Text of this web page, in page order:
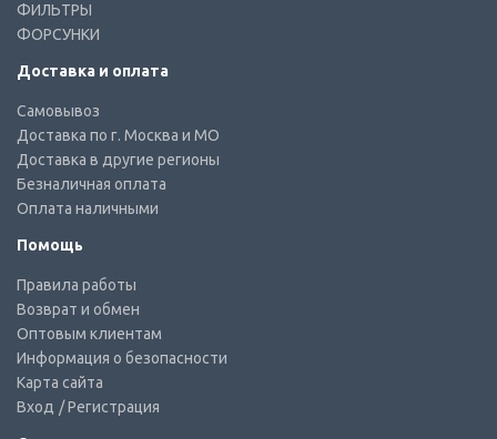
ФИЛЬТРЫ
ФОРСУНКИ
Доставка и оплата
Самовывоз
Доставка по г. Москва и МО
Доставка в другие регионы
Безналичная оплата
Оплата наличными
Помощь
Правила работы
Возврат и обмен
Оптовым клиентам
Информация о безопасности
Карта сайта
Вход / Регистрация